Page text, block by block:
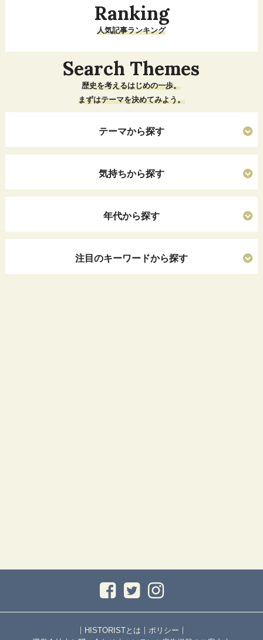
Ranking
人気記事ランキング
Search Themes
歴史を考えるはじめの一歩。
まずはテーマを決めてみよう。
テーマから探す
気持ちから探す
年代から探す
注目のキーワードから探す
｜ HISTORISTとは ｜ ポリシー ｜